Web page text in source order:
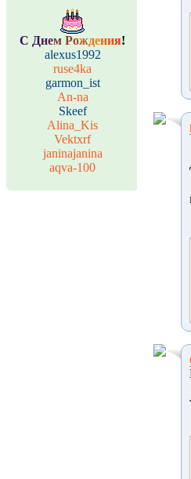
С Днем Рождения!
alexus1992
ruse4ka
garmon_ist
An-na
Skeef
Alina_Kis
Vektxrf
janinajanina
aqva-100